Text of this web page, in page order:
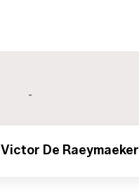
-
_Victor De Raeymaeker